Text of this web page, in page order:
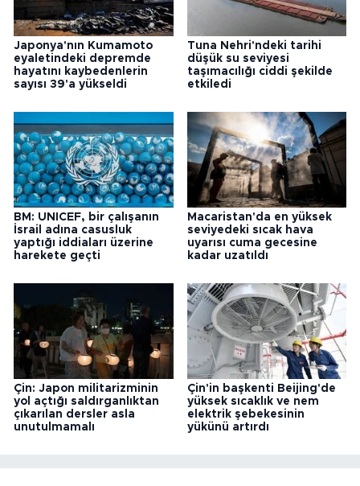
Japonya'nın Kumamoto
eyaletindeki depremde
hayatını kaybedenlerin
sayısı 39'a yükseldi
Tuna Nehri'ndeki tarihi
düşük su seviyesi
taşımacılığı ciddi şekilde
etkiledi
BM: UNICEF, bir çalışanın
İsrail adına casusluk
yaptığı iddiaları üzerine
harekete geçti
Macaristan'da en yüksek
seviyedeki sıcak hava
uyarısı cuma gecesine
kadar uzatıldı
Çin: Japon militarizminin
yol açtığı saldırganlıktan
çıkarılan dersler asla
unutulmamalı
Çin'in başkenti Beijing'de
yüksek sıcaklık ve nem
elektrik şebekesinin
yükünü artırdı